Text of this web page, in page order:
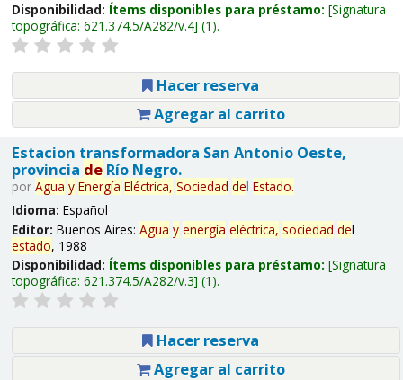
Disponibilidad: Ítems disponibles para préstamo: Signatura
topográfica: 621.374.5/A282/v.4 (1).
Hacer reserva
Agregar al carrito
Estacion transformadora San Antonio Oeste,
provincia deRío Negro.
por Agua y Energía Eléctrica, Sociedad del Estado.
Idioma: Español
Editor: Buenos Aires: Agua y energía eléctrica, sociedad del
estado, 1988
Disponibilidad: Ítems disponibles para préstamo: Signatura
topográfica: 621.374.5/A282/v.3 (1).
Hacer reserva
Agregar al carrito